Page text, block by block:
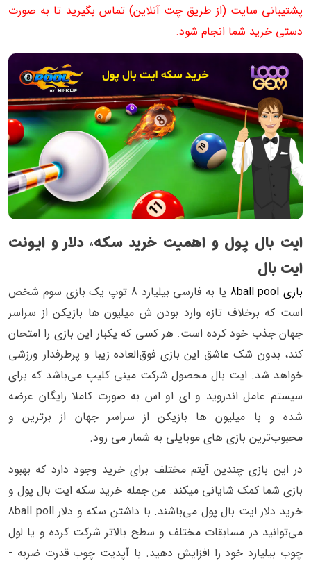
پشتیبانی سایت (از طریق چت آنلاین) تماس بگیرید تا به صورت
دستی خرید شما انجام شود.
ایت بال پول و اهمیت خرید سکه، دلار و ایونت
ایت بال
بازی 8ball pool
یا به فارسی بیلیارد 8 توپ یک بازی سوم شخص
است که برخلاف تازه وارد بودن ش میلیون ها بازیکن از سراسر
جهان جذب خود کرده است. هر کسی که یکبار این بازی را امتحان
کند، بدون شک عاشق این بازی فوق‌العاده زیبا و پرطرفدار ورزشی
خواهد شد. ایت بال محصول شرکت مینی کلیپ می‌باشد که برای
سیستم عامل اندروید و ای او اس به صورت کاملا رایگان عرضه
شده و با میلیون ها بازیکن از سراسر جهان از برترین و
محبوب‌ترین بازی های موبایلی به شمار می رود.
در این بازی چندین آیتم مختلف برای خرید وجود دارد که بهبود
بازی شما کمک شایانی میکند. من جمله خرید سکه ایت بال پول و
خرید دلار ایت بال پول می‌باشند. با داشتن سکه و دلار 8ball poll
می‌توانید در مسابقات مختلف و سطح بالاتر شرکت کرده و یا لول
چوب بیلیارد خود را افزایش دهید. با آپدیت چوب قدرت ضربه -